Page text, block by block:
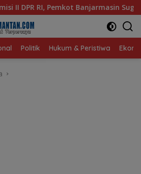
Cita Rasa Khas Banjar
Politik Hukum & Peristiwa